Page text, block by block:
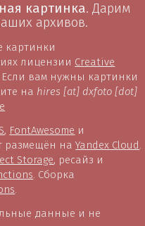
картинка. Дарим
архивов.
картинки
лицензии Creative
. Если вам нужны картинки
на hires [at] dxfoto [dot]
, FontAwesome и
размещён наYandex Cloud
Storage, ресайз и
. Сборка
данные и не